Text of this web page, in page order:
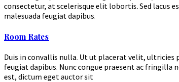
consectetur, at scelerisque elit lobortis. Sed lacus
malesuada feugiat dapibus.
Room Rates
Duis in convallis nulla. Ut ut placerat velit, ultricies
feugiat dapibus. Nunc congue praesent ac fringilla
est, dictum eget auctor sit